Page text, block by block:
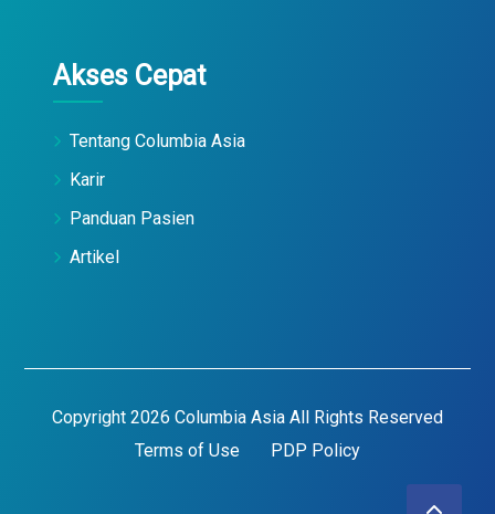
Akses Cepat
Tentang Columbia Asia
Karir
Panduan Pasien
Artikel
Copyright 2026 Columbia Asia All Rights Reserved
Terms of Use
PDP Policy